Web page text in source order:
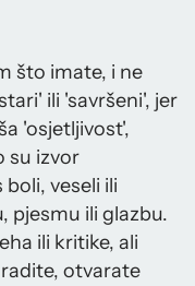
što imate, i ne
ili 'savršeni', jer
'osjetljivost',
su izvor
veseli ili
pjesmu ili glazbu.
ili kritike, ali
otvarate